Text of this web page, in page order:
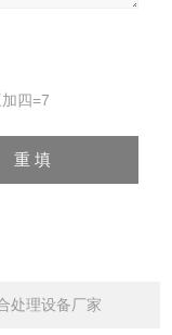
四=7
处理设备厂家